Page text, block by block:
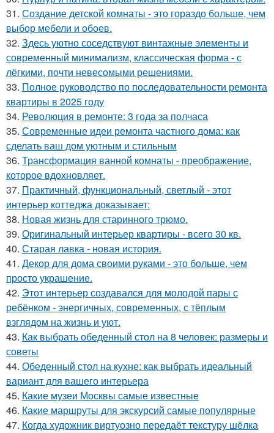
31. Создание детской комнаты - это гораздо больше, чем
выбор мебели и обоев.
32. Здесь уютно соседствуют винтажные элементы и
современный минимализм, классическая форма - с
лёгкими, почти невесомыми решениями.
33. Полное руководство по последовательности ремонта
квартиры в 2025 году
34. Революция в ремонте: 3 года за полчаса
35. Современные идеи ремонта частного дома: как
сделать ваш дом уютным и стильным
36. Трансформация ванной комнаты - преображение,
которое вдохновляет.
37. Практичный, функциональный, светлый - этот
интерьер коттеджа доказывает:
38. Новая жизнь для старинного трюмо.
39. Оригинальный интерьер квартиры - всего 30 кв.
40. Старая лавка - новая история.
41. Декор для дома своими руками - это больше, чем
просто украшение.
42. Этот интерьер создавался для молодой пары с
ребёнком - энергичных, современных, с тёплым
взглядом на жизнь и уют.
43. Как выбрать обеденный стол на 8 человек: размеры и
советы
44. Обеденный стол на кухне: как выбрать идеальный
вариант для вашего интерьера
45. Какие музеи Москвы самые известные
46. Какие маршруты для экскурсий самые популярные
47. Когда художник виртуозно передаёт текстуру шёлка